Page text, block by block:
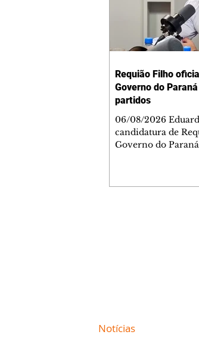
Requião Filho
Governo do
partidos
06/08/2026
candidatura de
Governo do
pela celebração
Notícias